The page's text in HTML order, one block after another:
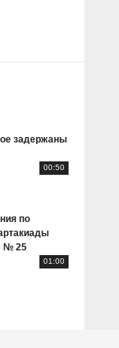
задержаны
00:50
по
№ 25
01:00